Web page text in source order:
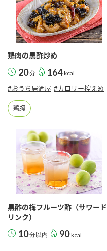
鶏肉の黒酢炒め
20分 164 kcal
#おうち居酒屋 #カロリー控えめ
鶏胸
黒酢の梅フルーツ酢（サワード
リンク）
10分以内 90 kcal